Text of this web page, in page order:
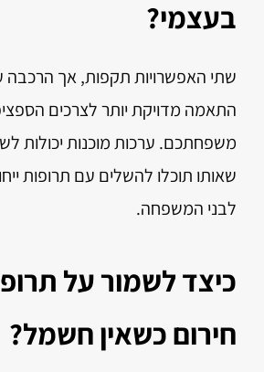
בעצמי?
שתי האפשרויות תקפות, אך
התאמה מדויקת יותר לצרכים
משפחתכם. ערכות מוכנות יכולות
שאותו תוכלו להשלים עם תרופות
לבני המשפחה.
כיצד לשמור על
חירום כשאין חשמל?